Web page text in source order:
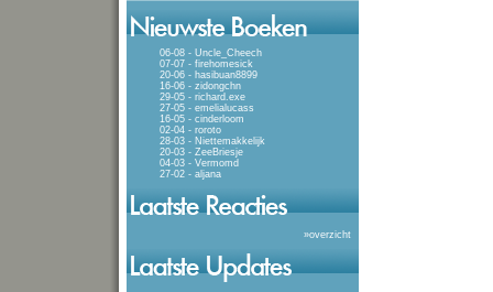
06-08 - Uncle_Cheech
07-07 - firehomesick
20-06 - hasibuan8899
16-06 - zidongchn
29-05 - richard.exe
27-05 - emelialucass
16-05 - cinderloom
02-04 - roroto
28-03 - Niettemakkelijk
20-03 - ZeeBriesje
04-03 - Vermomd
27-02 - aljana
»overzicht